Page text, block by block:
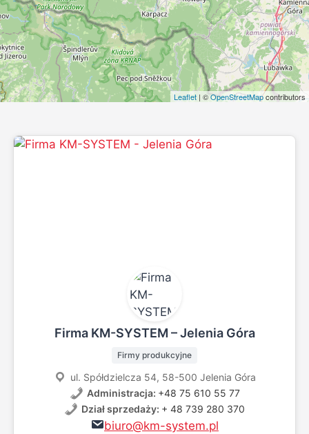
Leaflet | ©OpenStreetMapcontributors
Firma KM-SYSTEM – Jelenia Góra
Firmy produkcyjne
ul. Spółdzielcza 54, 58-500 Jelenia Góra
Administracja: +48 75 610 55 77
Dział sprzedaży: + 48 739 280 370
biuro@km-system.pl